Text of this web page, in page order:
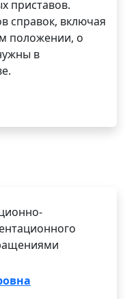
приставов.
справок, включая
положении, о
в